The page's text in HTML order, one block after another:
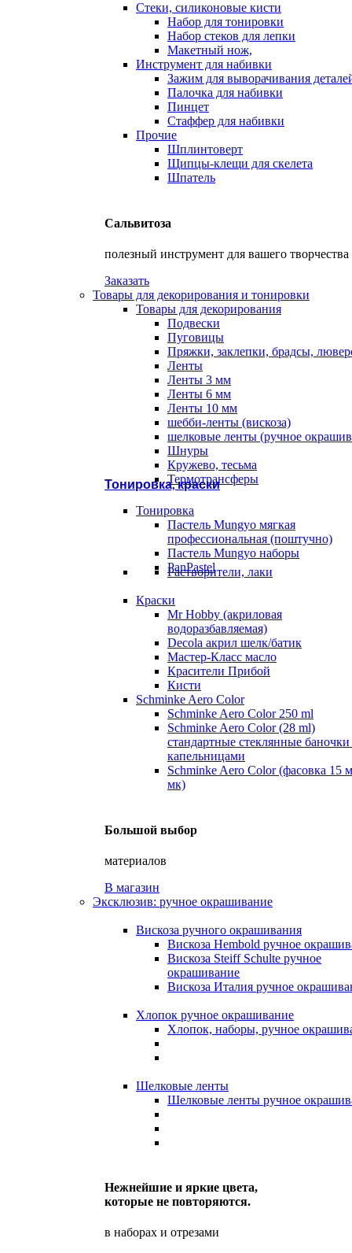
Стеки, силиконовые кисти
Набор для тонировки
Набор стеков для лепки
Макетный нож,
Инструмент для набивки
Зажим для выворачивания
Палочка для набивки
Пинцет
Стаффер для набивки
Прочие
Шплинтоверт
Щипцы-клещи для скелета
Шпатель
Сальвитоза
полезный инструмент для вашего творчества
Заказать
Товары для декорирования и тонировки
Товары для декорирования
Подвески
Пуговицы
Пряжки, заклепки, брадсы,
Ленты
Ленты 3 мм
Ленты 6 мм
Ленты 10 мм
шебби-ленты (вискоза)
шелковые ленты (ручное
Шнуры
Кружево, тесьма
Термотрансферы
Тонировка, краски
Тонировка
Пастель Mungyo мягкая
профессиональная (поштучно)
Пастель Mungyo наборы
PanPastel
Растворители, лаки
Краски
Mr Hobby (акриловая
водоразбавляемая)
Decola акрил шелк/батик
Мастер-Класс масло
Красители Прибой
Кисти
Schminke Aero Color
Schminke Aero Color 250 ml
Schminke Aero Color (28 ml)
стандартные стеклянные баночки
капельницами
Schminke Aero Color (фасовка 15
мк)
Большой выбор
материалов
В магазин
Эксклюзив: ручное окрашивание
Вискоза ручного окрашивания
Вискоза Hembold ручное
Вискоза Steiff Schulte ручное
окрашивание
Вискоза Италия ручное
Хлопок ручное окрашивание
Хлопок, наборы, ручное
Шелковые ленты
Шелковые ленты ручное
Нежнейшие и яркие цвета,
которые не повторяются.
в наборах и отрезами